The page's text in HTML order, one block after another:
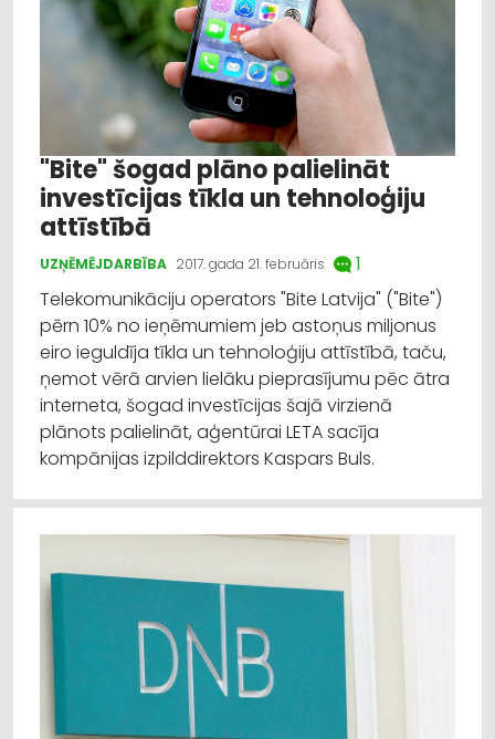
"Bite" šogad plāno palielināt
investīcijas tīkla un tehnoloģiju
attīstībā
UZŅĒMĒJDARBĪBA 2017. gada 21. februāris
1
Telekomunikāciju operators "Bite Latvija" ("Bite")
pērn 10% no ieņēmumiem jeb astoņus miljonus
eiro ieguldīja tīkla un tehnoloģiju attīstībā, taču,
ņemot vērā arvien lielāku pieprasījumu pēc ātra
interneta, šogad investīcijas šajā virzienā
plānots palielināt, aģentūrai LETA sacīja
kompānijas izpilddirektors Kaspars Buls.